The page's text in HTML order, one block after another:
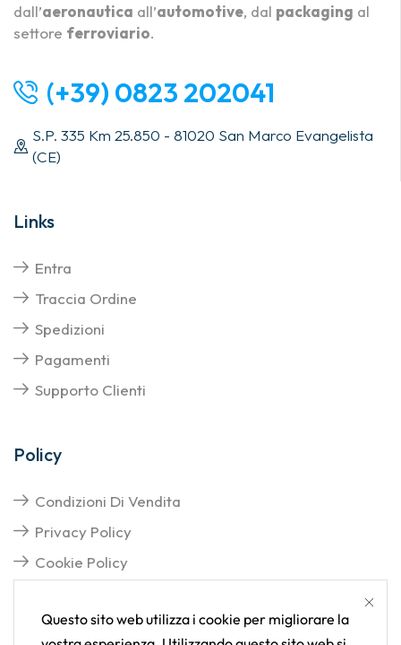
Questo sito web utilizza i cookie per migliorare la
dall’aeronautica all’automotive, dal packaging al
settore ferroviario.
(+39) 0823 202041
S.P. 335 Km 25.850 - 81020 San Marco Evangelista
(CE)
Links
Entra
Traccia Ordine
Spedizioni
Pagamenti
Supporto Clienti
Policy
Condizioni Di Vendita
Privacy Policy
Cookie Policy